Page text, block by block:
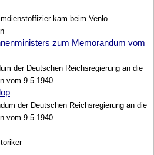
kam beim Venlo
zum Memorandum vom
der Deutschen Reichsregierung an die
vom 9.5.1940
der Deutschen Reichsregierung an die
vom 9.5.1940